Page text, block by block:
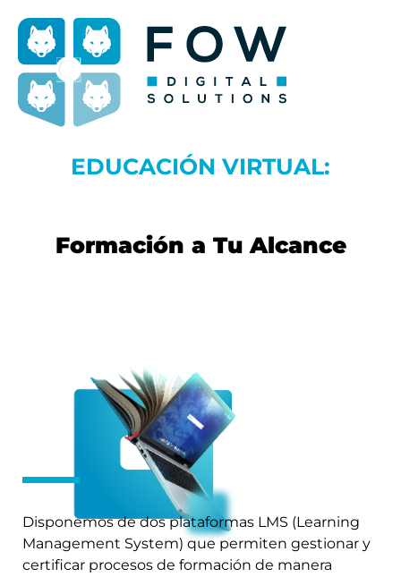
EDUCACIÓN VIRTUAL:
Formación a Tu Alcance
Disponemos de dos plataformas LMS (Learning
Management System) que permiten gestionar y
certificar procesos de formación de manera